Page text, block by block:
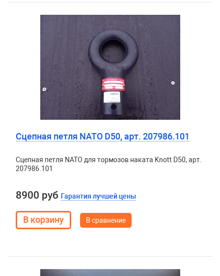
Сцепная петля NATO D50, арт. 207986.101
Сцепная петля NATO для тормозов наката Knott D50, арт.
207986.101
8900 руб Гарантия лучшей цены
В сравнение